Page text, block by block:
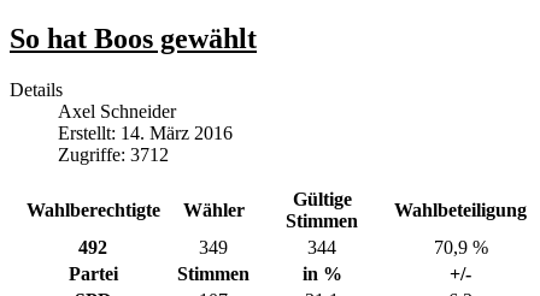
So hat Boos gewählt
Details
Axel Schneider
Erstellt: 14. März 2016
Zugriffe: 3712
Wahlberechtigte Wähler
Gültige
Stimmen
Wahlbeteiligung
492
349 344
70,9 %
Partei
Stimmen in % +/-